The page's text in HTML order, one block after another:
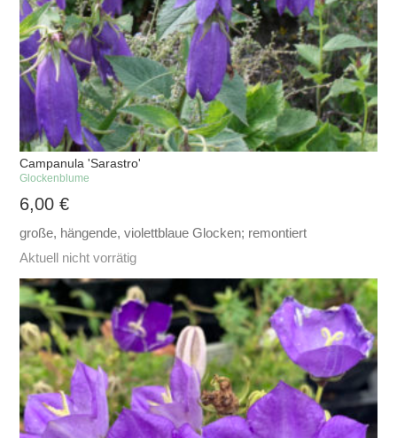
Campanula 'Sarastro'
Glockenblume
6,00€
große, hängende, violettblaue Glocken; remontiert
Aktuell nicht vorrätig